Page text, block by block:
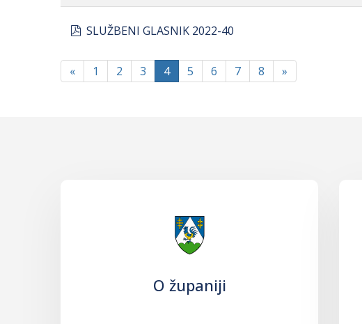
pdf
SLUŽBENI GLASNIK 2022-40
« 1 2 3 4 5 6 7 8 »
O županiji